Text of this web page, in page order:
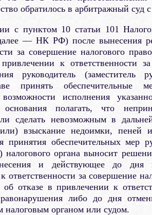
обратилось в арбитражный суд
с пунктом 10 статьи 101
— НК РФ) после вынесения
за совершение налогового
к ответственности
руководитель (заместитель
принять обеспечительные
возможности исполнения
основания полагать, что
сделать невозможным в
взыскание недоимки, пеней
обеспечительных мер
налогового органа выносит
и действующее до дня
ответственности за совершение
отказе в привлечении к
либо до дня
органом или судом.